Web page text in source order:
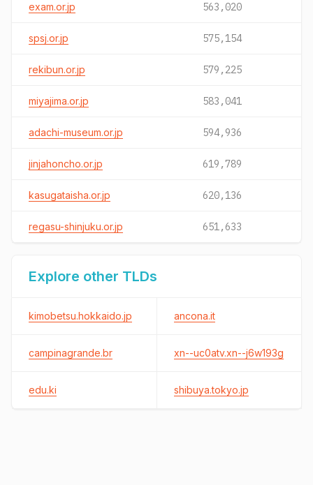
exam.or.jp 563,020
spsj.or.jp 575,154
rekibun.or.jp 579,225
miyajima.or.jp 583,041
adachi-museum.or.jp 594,936
jinjahoncho.or.jp 619,789
kasugataisha.or.jp 620,136
regasu-shinjuku.or.jp 651,633
Explore other TLDs
kimobetsu.hokkaido.jp ancona.it
campinagrande.br xn--uc0atv.xn--j6w193g
edu.ki shibuya.tokyo.jp